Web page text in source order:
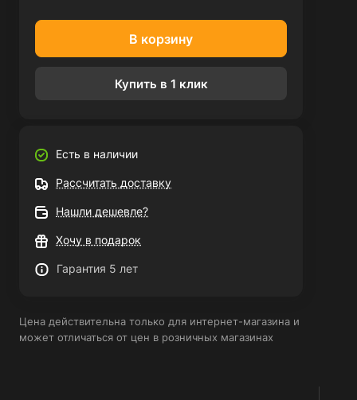
В корзину
Купить в 1 клик
Есть в наличии
Рассчитать доставку
Нашли дешевле?
Хочу в подарок
Гарантия 5 лет
Цена действительна только для интернет-магазина и
может отличаться от цен в розничных магазинах